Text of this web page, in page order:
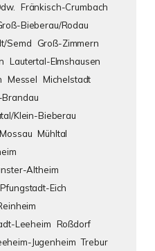
Fränkisch-Crumbach
Bieberau/Rodau
Semd
Groß-Zimmern
Lautertal-Elmshausen
Messel Michelstadt
Klein-Bieberau
Mühltal
Altheim
Pfungstadt-Eich
Leeheim Roßdorf
Jugenheim Trebur